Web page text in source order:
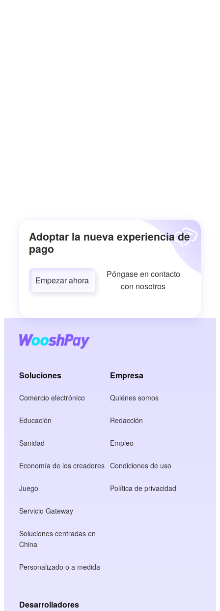
Adoptar la nueva experiencia de
pago
Empezar ahora
Póngase en contacto
con nosotros
Soluciones
Comercio electrónico
Educación
Sanidad
Economía de los creadores
Juego
Servicio Gateway
Soluciones centradas en
China
Personalizado o a medida
Empresa
Quiénes somos
Redacción
Empleo
Condiciones de uso
Política de privacidad
Desarrolladores